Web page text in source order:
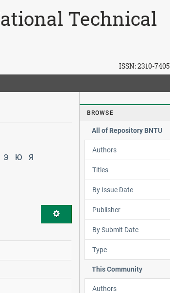
Technical
ISSN:2310-7405
Э Ю Я
BROWSE
All of Repository BNTU
Authors
Titles
By Issue Date
Publisher
By Submit Date
Type
This Community
Authors